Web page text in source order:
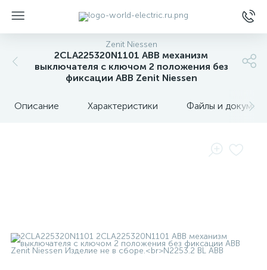
Zenit Niessen
2CLA225320N1101 ABB механизм
выключателя с ключом 2 положения без
фиксации ABB Zenit Niessen
Описание Характеристики Файлы и